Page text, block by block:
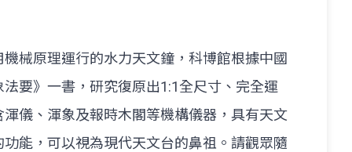
械原理運行的水力天文鐘，科博館根據中國
要》一書，研究復原出1:1全尺寸、完全運
儀、渾象及報時木閣等機構儀器，具有天文
能，可以視為現代天文台的鼻祖。請觀眾隨